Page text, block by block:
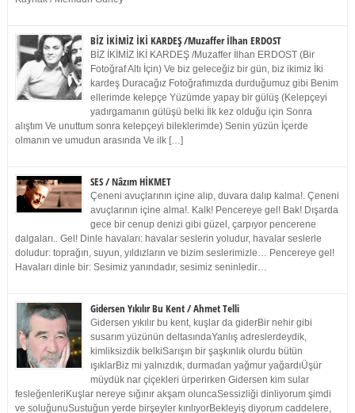
BİZ İKİMİZ İKİ KARDEŞ /Muzaffer İlhan ERDOST
BİZ İKİMİZ İKİ KARDEŞ /Muzaffer İlhan ERDOST (Bir
Fotoğraf Altı İçin) Ve biz geleceğiz bir gün, biz ikimiz İki
kardeş Duracağız Fotoğrafımızda durduğumuz gibi Benim
ellerimde kelepçe Yüzümde yapay bir gülüş (Kelepçeyi
yadırgamanın gülüşü belki İlk kez olduğu için Sonra
alıştım Ve unuttum sonra kelepçeyi bileklerimde) Senin yüzün İçerde
olmanın ve umudun arasında Ve ilk […]
SES / Nâzım HİKMET
Çeneni avuçlarının içine alıp, duvara dalıp kalma!. Çeneni
avuçlarının içine alma!. Kalk! Pencereye gel! Bak! Dışarda
gece bir cenup denizi gibi güzel, çarpıyor pencerene
dalgaları.. Gel! Dinle havaları: havalar seslerin yoludur, havalar seslerle
doludur: toprağın, suyun, yıldızların ve bizim seslerimizle… Pencereye gel!
Havaları dinle bir: Sesimiz yanındadır, sesimiz seninledir…
Gidersen Yıkılır Bu Kent / Ahmet Telli
Gidersen yıkılır bu kent, kuşlar da giderBir nehir gibi
susarım yüzünün deltasındaYanlış adreslerdeydik,
kimliksizdik belkiSarışın bir şaşkınlık olurdu bütün
ışıklarBiz mi yalnızdık, durmadan yağmur yağardıÜşür
müydük nar çiçekleri ürperirken Gidersen kim sular
fesleğenleriKuşlar nereye sığınır akşam oluncaSessizliği dinliyorum şimdi
ve soluğunuSustuğun yerde birşeyler kırılıyorBekleyiş diyorum caddelere,